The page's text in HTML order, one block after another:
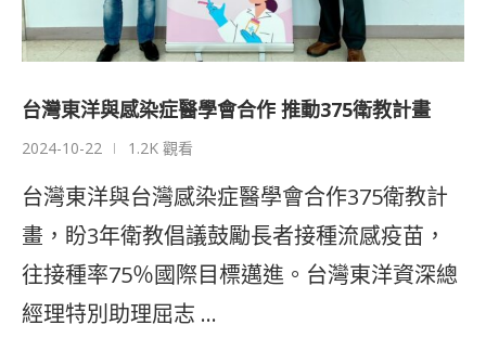
台灣東洋與感染症醫學會合作 推動375衛教計畫
2024-10-22 1.2K 觀看
台灣東洋與台灣感染症醫學會合作375衛教計
畫，盼3年衛教倡議鼓勵長者接種流感疫苗，
往接種率75％國際目標邁進。台灣東洋資深總
經理特別助理屈志 …